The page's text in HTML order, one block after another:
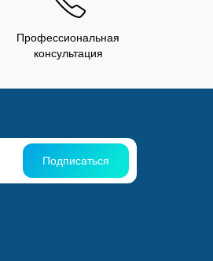
Профессиональная
консультация
Подписаться